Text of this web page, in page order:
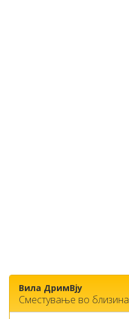
Вила ДримВју
Сместување во близина